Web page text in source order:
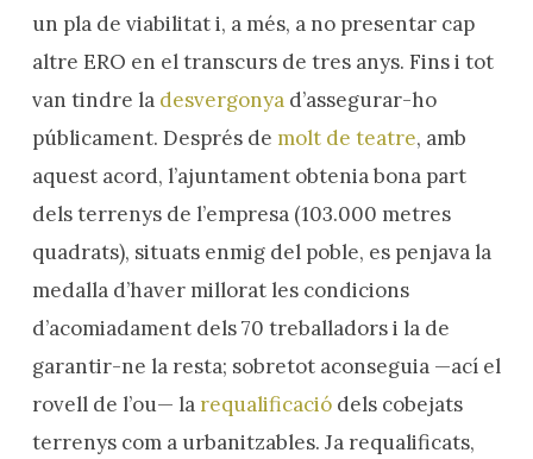
un pla de viabilitat i, a més, a no presentar cap
altre ERO en el transcurs de tres anys. Fins i tot
van tindre la desvergonyad’assegurar-ho
públicament. Després de molt de teatre, amb
aquest acord, l’ajuntament obtenia bona part
dels terrenys de l’empresa (103.000 metres
quadrats), situats enmig del poble, es penjava la
medalla d’haver millorat les condicions
d’acomiadament dels 70 treballadors i la de
garantir-ne la resta; sobretot aconseguia —ací el
rovell de l’ou— la requalificaciódels cobejats
terrenys com a urbanitzables. Ja requalificats,